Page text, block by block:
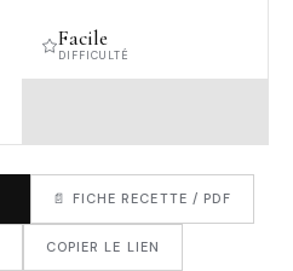
Facile
DIFFICULTÉ
📄 FICHE RECETTE / PDF
COPIER LE LIEN